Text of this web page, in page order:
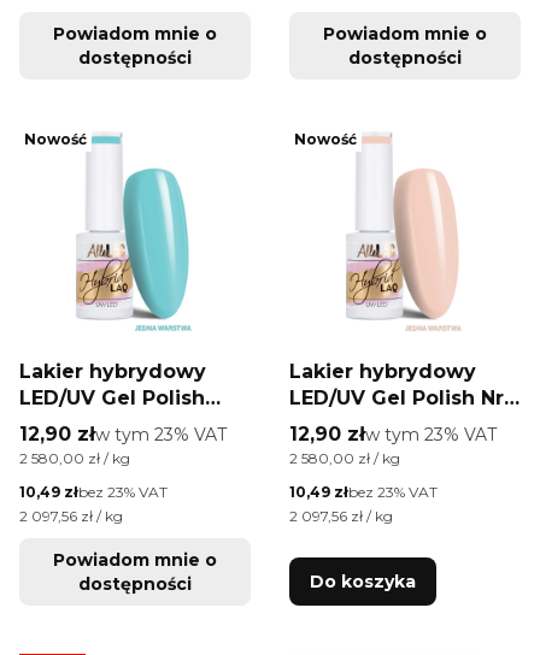
Powiadom mnie o
dostępności
Powiadom mnie o
dostępności
Nowość
Lakier hybrydowy
LED/UV Gel Polish
AlleLac Ice Candy
Collection Nr 18 5g
Cena brutto
12,90 złw tym %s VAT
w tym 23% VAT
Cena jednostkowa brutto
2 580,00 zł / kg
Cena netto
10,49 złbez 23% VAT
Cena jednostkowa netto
2 097,56 zł / kg
Powiadom mnie o
dostępności
Nowość
Lakier hybrydowy
LED/UV Gel Polish Nr
69 American Dream
Collection AlleLac 5g
Cena brutto
12,90 złw tym %s VAT
w tym 23% VAT
Cena jednostkowa brutto
2 580,00 zł / kg
Cena netto
10,49 złbez 23% VAT
Cena jednostkowa netto
2 097,56 zł / kg
Do koszyka